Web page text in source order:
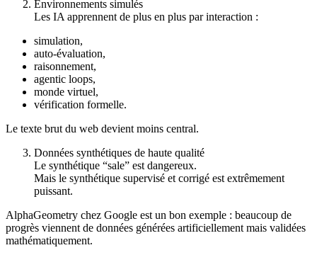
Environnements simulés
Les IA apprennent de plus en plus par interaction :
simulation,
auto-évaluation,
raisonnement,
agentic loops,
monde virtuel,
vérification formelle.
Le texte brut du web devient moins central.
Données synthétiques de haute qualité
Le synthétique “sale” est dangereux.
Mais le synthétique supervisé et corrigé est extrêmement
puissant.
AlphaGeometry chez Google est un bon exemple : beaucoup de
progrès viennent de données générées artificiellement mais validées
mathématiquement.